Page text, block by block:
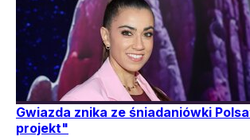
Gwiazda znika ze śniadaniówki
projekt"